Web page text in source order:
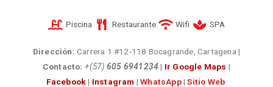
Piscina Restaurante Wifi SPA
Dirección: Carrera 1 #12-118 Bocagrande, Cartagena |
Contacto: +(57)605 6941234| Ir Google Maps |
Facebook| Instagram |WhatsApp |Sitio Web